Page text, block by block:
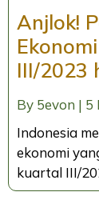
Anjlok!
III/2023
By 5evon | 5
Indonesia
ekonomi
kuartal III/